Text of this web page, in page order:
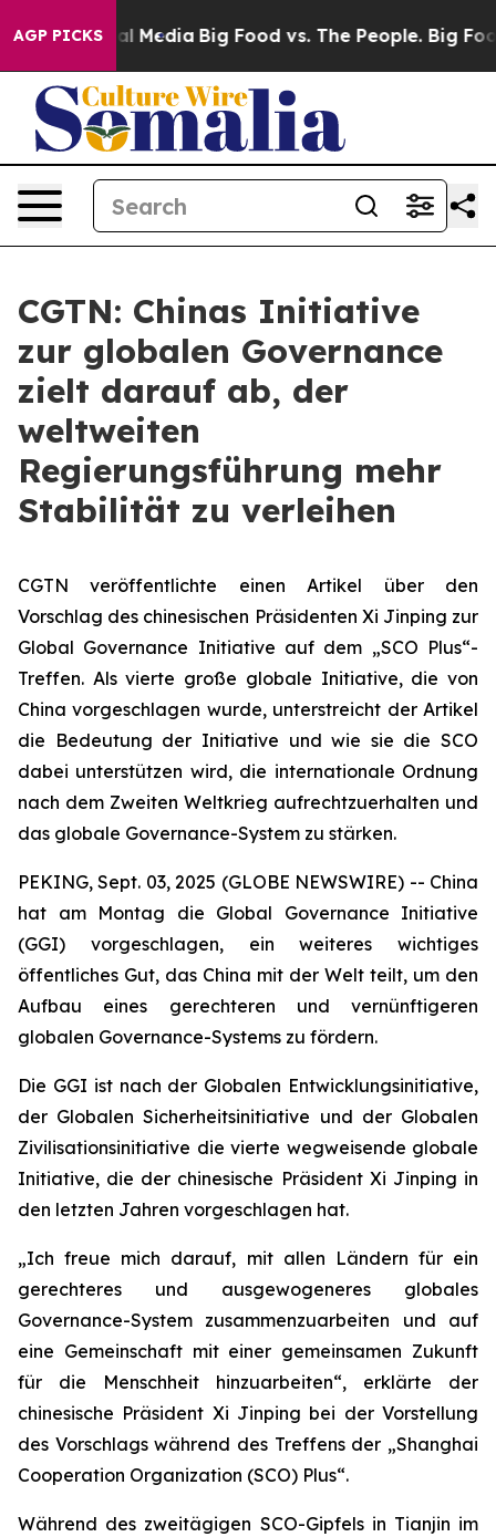
AGP PICKS
Social Media Big Food vs. The People. Big Food’s
CGTN: Chinas Initiative
zur globalen Governance
zielt darauf ab, der
weltweiten
Regierungsführung mehr
Stabilität zu verleihen
CGTN veröffentlichte einen Artikel über den
Vorschlag des chinesischen Präsidenten Xi Jinping zur
Global Governance Initiative auf dem „SCO Plus“-
Treffen. Als vierte große globale Initiative, die von
China vorgeschlagen wurde, unterstreicht der Artikel
die Bedeutung der Initiative und wie sie die SCO
dabei unterstützen wird, die internationale Ordnung
nach dem Zweiten Weltkrieg aufrechtzuerhalten und
das globale Governance-System zu stärken.
PEKING, Sept. 03, 2025 (GLOBE NEWSWIRE) -- China
hat am Montag die Global Governance Initiative
(GGI) vorgeschlagen, ein weiteres wichtiges
öffentliches Gut, das China mit der Welt teilt, um den
Aufbau eines gerechteren und vernünftigeren
globalen Governance-Systems zu fördern.
Die GGI ist nach der Globalen Entwicklungsinitiative,
der Globalen Sicherheitsinitiative und der Globalen
Zivilisationsinitiative die vierte wegweisende globale
Initiative, die der chinesische Präsident Xi Jinping in
den letzten Jahren vorgeschlagen hat.
„Ich freue mich darauf, mit allen Ländern für ein
gerechteres und ausgewogeneres globales
Governance-System zusammenzuarbeiten und auf
eine Gemeinschaft mit einer gemeinsamen Zukunft
für die Menschheit hinzuarbeiten“, erklärte der
chinesische Präsident Xi Jinping bei der Vorstellung
des Vorschlags während des Treffens der „Shanghai
Cooperation Organization (SCO) Plus“.
Während des zweitägigen SCO-Gipfels in Tianjin im